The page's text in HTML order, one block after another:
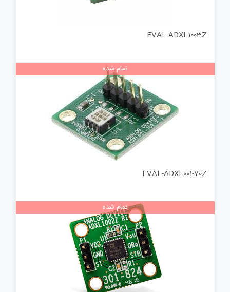
EVAL-ADXL1003Z
تمام شده
EVAL-ADXL001-70Z
تمام شده